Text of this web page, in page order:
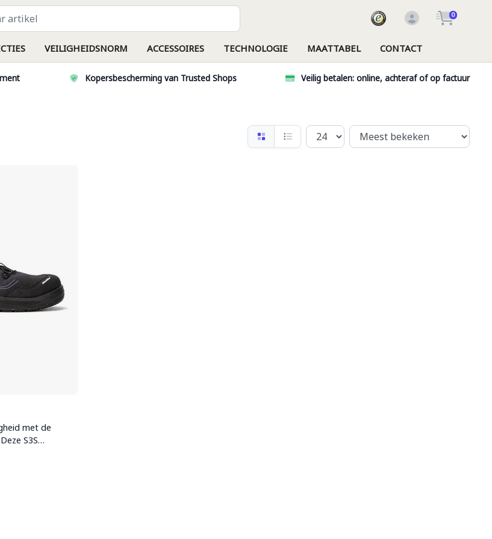
0
VEILIGHEIDSNORM ACCESSOIRES TECHNOLOGIE MAATTABEL CONTACT
Kopersbescherming van Trusted Shops Veilig betalen: online, achteraf of op factuur
met de
S3S